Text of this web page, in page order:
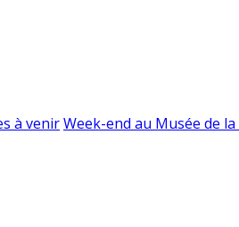
à venirWeek-end au Musée de la